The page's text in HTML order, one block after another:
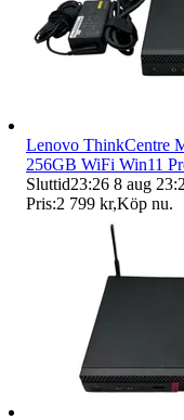
Lenovo ThinkCentre
256GB WiFi Win11
Sluttid23:26 8 aug
Pris:2 799 kr,Köp nu.